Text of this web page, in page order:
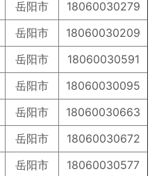
岳阳市
18060030279
岳阳市
18060030209
岳阳市
18060030591
岳阳市
18060030095
岳阳市
18060030663
岳阳市
18060030672
岳阳市
18060030577